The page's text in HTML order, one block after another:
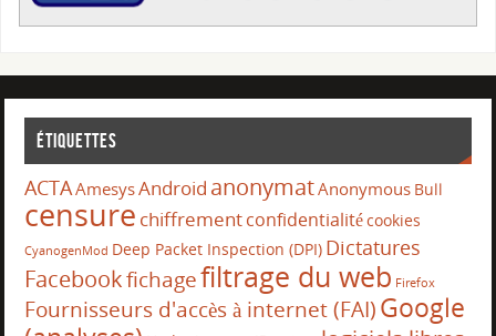
Étiquettes
ACTAAmesysAndroid anonymatAnonymous Bull
censure chiffrementconfidentialitécookies
CyanogenMod Deep Packet Inspection (DPI) Dictatures
Facebookfichagefiltrage du web Firefox
Fournisseurs d'accès à internet (FAI)Google